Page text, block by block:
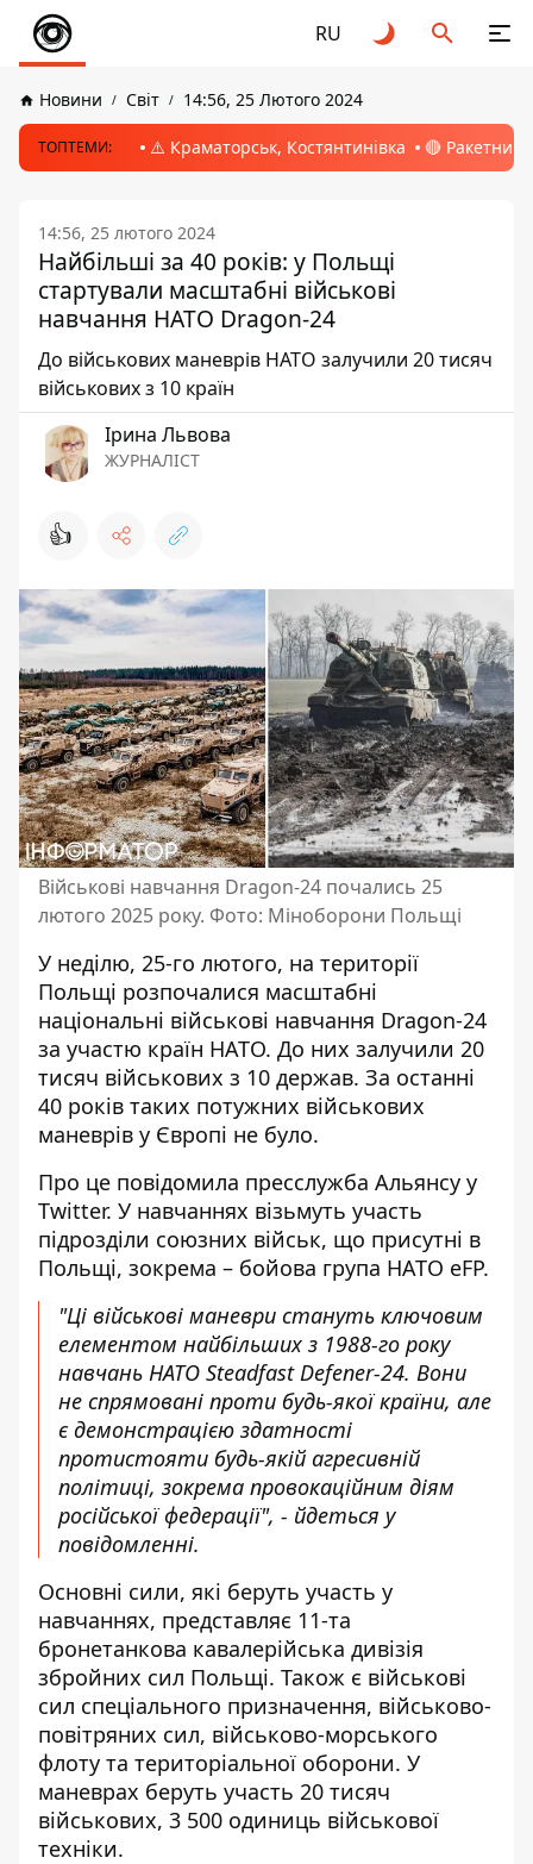
RU
Новини Світ 14:56, 25 Лютого 2024
ТОПТЕМИ: ⚠️ Краматорськ, Костянтинівка 🔴 Ракетний
14:56, 25 лютого 2024
Найбільші за 40 років: у Польщі
стартували масштабні військові
навчання НАТО Dragon-24
До військових маневрів НАТО залучили 20 тисяч
військових з 10 країн
Ірина Львова
ЖУРНАЛІСТ
👍
Військові навчання Dragon-24 почались 25
лютого 2025 року. Фото: Міноборони Польщі
У неділю, 25-го лютого, на території
Польщі розпочалися масштабні
національні військові навчання Dragon-24
за участю країн НАТО. До них залучили 20
тисяч військових з 10 держав. За останні
40 років таких потужних військових
маневрів у Європі не було.
Про це повідомила пресслужба Альянсу у
Twitter. У навчаннях візьмуть участь
підрозділи союзних військ, що присутні в
Польщі, зокрема – бойова група НАТО eFP.
"Ці військові маневри стануть ключовим
елементом найбільших з 1988-го року
навчань НАТО Steadfast Defener-24. Вони
не спрямовані проти будь-якої країни, але
є демонстрацією здатності
протистояти будь-якій агресивній
політиці, зокрема провокаційним діям
російської федерації", - йдеться у
повідомленні.
Основні сили, які беруть участь у
навчаннях, представляє 11-та
бронетанкова кавалерійська дивізія
збройних сил Польщі. Також є військові
сил спеціального призначення, військово-
повітряних сил, військово-морського
флоту та територіальної оборони. У
маневрах беруть участь 20 тисяч
військових, 3 500 одиниць військової
техніки.